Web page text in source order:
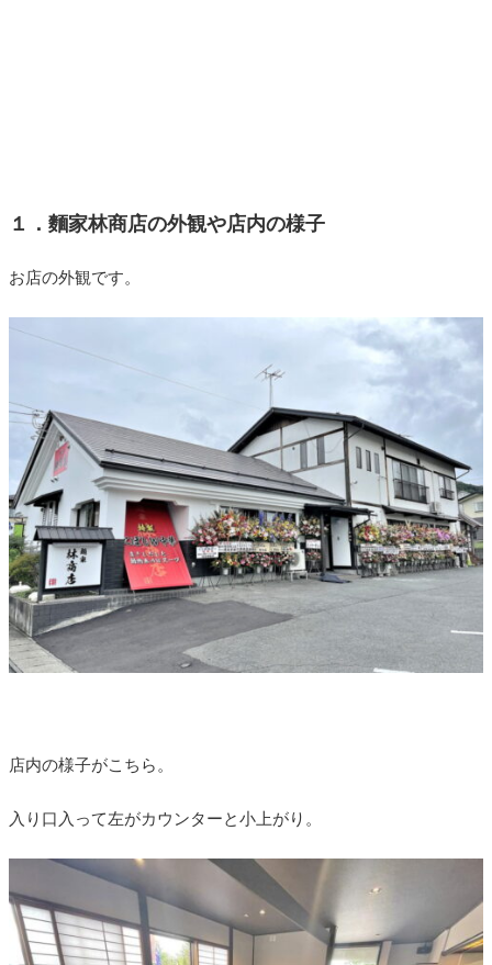
１．麵家林商店の外観や店内の様子
お店の外観です。
店内の様子がこちら。
入り口入って左がカウンターと小上がり。